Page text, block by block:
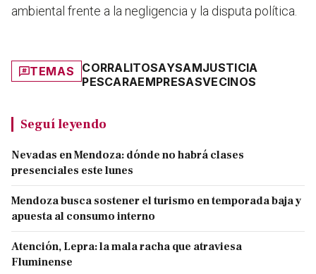
ambiental frente a la negligencia y la disputa política.
TEMAS CORRALITOSAYSAMJUSTICIA
PESCARAEMPRESASVECINOS
Seguí leyendo
Nevadas en Mendoza: dónde no habrá clases
presenciales este lunes
Mendoza busca sostener el turismo en temporada baja y
apuesta al consumo interno
Atención, Lepra: la mala racha que atraviesa
Fluminense